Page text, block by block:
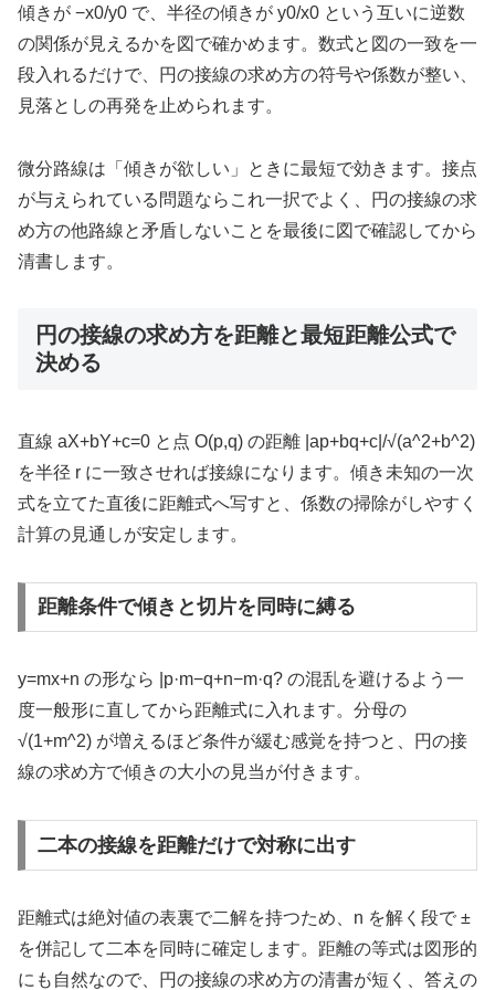
傾きが −x0/y0 で、半径の傾きが y0/x0 という互いに逆数
の関係が見えるかを図で確かめます。数式と図の一致を一
段入れるだけで、円の接線の求め方の符号や係数が整い、
見落としの再発を止められます。
微分路線は「傾きが欲しい」ときに最短で効きます。接点
が与えられている問題ならこれ一択でよく、円の接線の求
め方の他路線と矛盾しないことを最後に図で確認してから
清書します。
円の接線の求め方を距離と最短距離公式で
決める
直線 aX+bY+c=0 と点 O(p,q) の距離 |ap+bq+c|/√(a^2+b^2)
を半径 r に一致させれば接線になります。傾き未知の一次
式を立てた直後に距離式へ写すと、係数の掃除がしやすく
計算の見通しが安定します。
距離条件で傾きと切片を同時に縛る
y=mx+n の形なら |p·m−q+n−m·q? の混乱を避けるよう一
度一般形に直してから距離式に入れます。分母の
√(1+m^2) が増えるほど条件が緩む感覚を持つと、円の接
線の求め方で傾きの大小の見当が付きます。
二本の接線を距離だけで対称に出す
距離式は絶対値の表裏で二解を持つため、n を解く段で ±
を併記して二本を同時に確定します。距離の等式は図形的
にも自然なので、円の接線の求め方の清書が短く、答えの